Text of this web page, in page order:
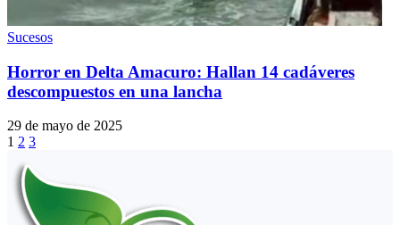
Sucesos
Horror en Delta Amacuro: Hallan 14 cadáveres
descompuestos en una lancha
29 de mayo de 2025
1 2 3